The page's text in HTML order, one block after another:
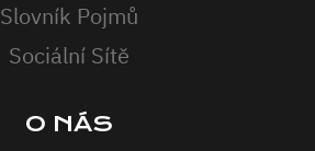
Slovník Pojmů
Sociální Sítě
O NÁS